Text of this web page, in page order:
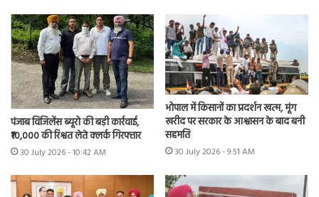
पंजाब विजिलेंस ब्यूरो की बड़ी कार्रवाई,
₹10,000 की रिश्वत लेते क्लर्क गिरफ्तार
30 July 2026 - 10:42 AM
भोपाल में किसानों का प्रदर्शन खत्म, मूंग
खरीद पर सरकार के आश्वासन के बाद बनी
सहमति
30 July 2026 - 9:51 AM